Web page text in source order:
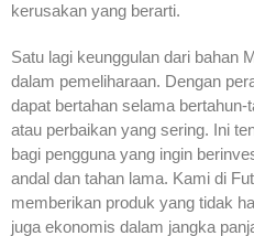
kerusakan yang berarti.
Satu lagi keunggulan dari bahan
dalam pemeliharaan. Dengan
dapat bertahan selama
atau perbaikan yang sering. Ini
bagi pengguna yang ingin
andal dan tahan lama. Kami di
memberikan produk yang tidak
juga ekonomis dalam jangka